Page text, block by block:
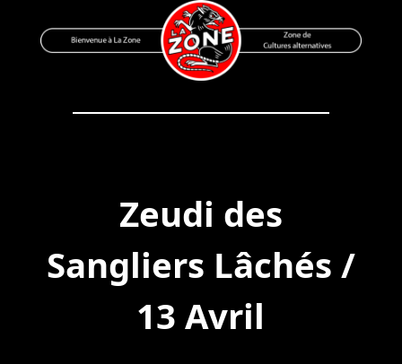
to
Bienvenue à La Zone
Zone de Cultures Alternatives
Zeudi des
Sangliers Lâchés /
13 Avril